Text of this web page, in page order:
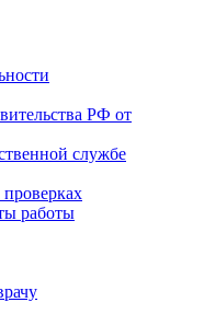
РФ от
службе
работы